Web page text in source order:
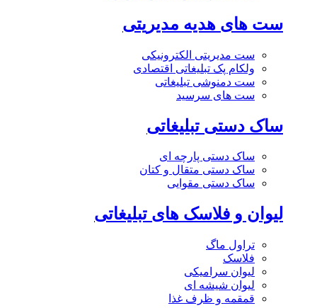
ست های هدیه مدیریتی
ست مدیریتی الکترونیکی
ولکام پک تبلیغاتی اقتصادی
ست دمنوشی تبلیغاتی
ست های سرسید
ساک دستی تبلیغاتی
ساک دستی پارچه ای
ساک دستی متقال و کتان
ساک دستی مقوایی
لیوان و فلاسک های تبلیغاتی
تراول ماگ
فلاسک
لیوان سرامیکی
لیوان شیشه ای
قمقمه و ظرف غذا